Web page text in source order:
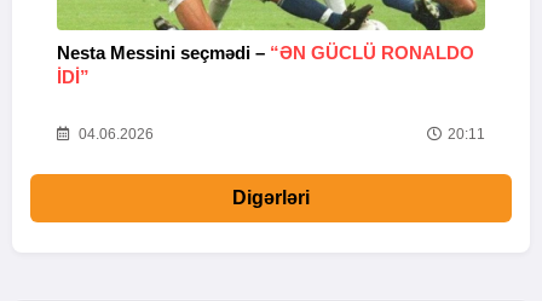
Nesta Messini seçmədi – “ƏN GÜCLÜ RONALDO
IDI”
04.06.2026 20:11
Digərləri